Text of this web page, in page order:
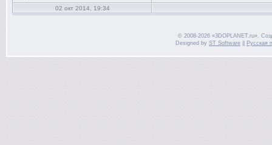
02 окт 2014, 19:34
© 2008-2026 «3DOPLANET.ru».
Designed by ST Software Русская